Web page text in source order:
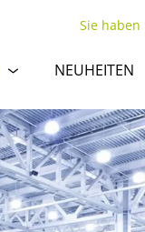
Sie haben
NEUHEITEN